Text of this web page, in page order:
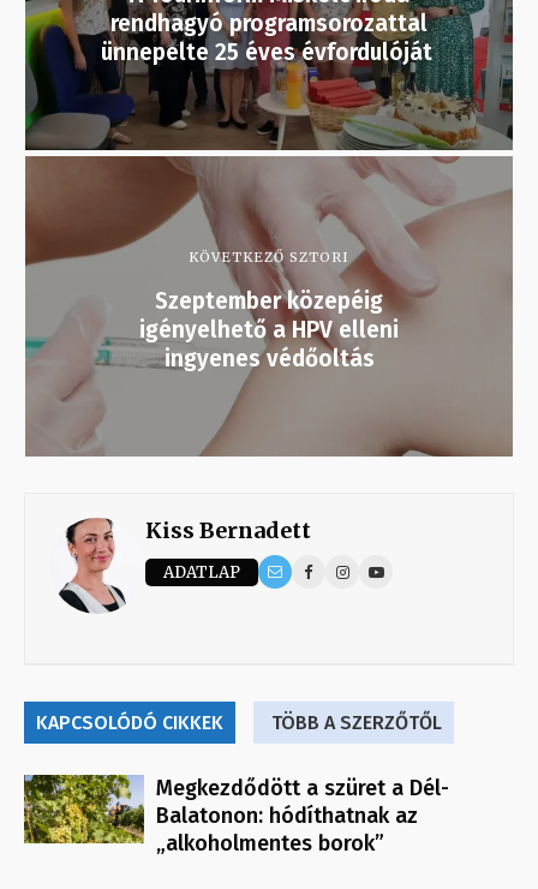
rendhagyó programsorozattal
ünnepelte 25 éves évfordulóját
KÖVETKEZŐ SZTORI
Szeptember közepéig
igényelhető a HPV elleni
ingyenes védőoltás
Kiss Bernadett
ADATLAP
KAPCSOLÓDÓ CIKKEK TÖBB A SZERZŐTŐL
Megkezdődött a szüret a Dél-
Balatonon: hódíthatnak az
„alkoholmentes borok”